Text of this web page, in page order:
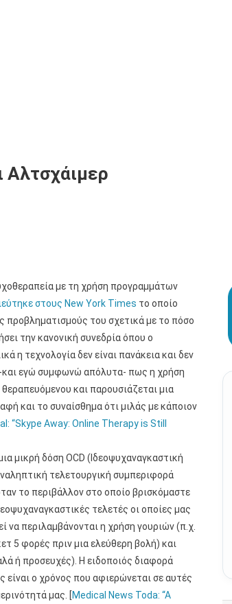
Αλτσχάιμερ
με τη χρήση προγραμμάτων
στους New York Times το οποίο
προβληματισμούς του σχετικά με το πόσο
την κανονική συνεδρία όπου ο
τεχνολογία δεν είναι πανάκεια και δεν
-και εγώ συμφωνώ απόλυτα- πως η χρήση
και παρουσιάζεται μια
και το συναίσθημα ότι μιλάς με κάποιον
“Skype Away: Online Therapy is Still
μικρή δόση OCD (Ιδεοψυχαναγκαστική
τελετουργική συμπεριφορά
το περιβάλλον στο οποίο βρισκόμαστε
τελετές οι οποίες μας
να περιλαμβάνονται η χρήση γουριών (π.χ.
5 φορές πριν μια ελεύθερη βολή) και
ή προσευχές). Η ειδοποιός διαφορά
ο χρόνος που αφιερώνεται σε αυτές
μας. [Medical News Toda: “A